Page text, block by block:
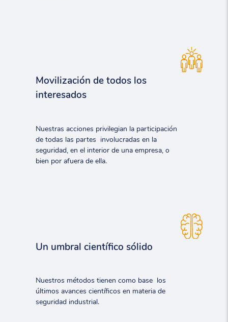
Movilización de todos los
interesados
Nuestras acciones privilegian la participación
de todas las partes involucradas en la
seguridad, en el interior de una empresa, o
bien por afuera de ella.
Un umbral científico sólido
Nuestros métodos tienen como base los
últimos avances científicos en materia de
seguridad industrial.